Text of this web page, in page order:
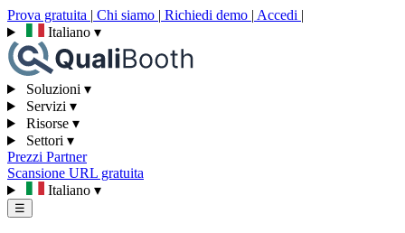
Prova gratuita | Chi siamo | Richiedi demo | Accedi |
Italiano ▾
Soluzioni ▾
Servizi ▾
Risorse ▾
Settori ▾
Prezzi Partner
Scansione URL gratuita
Italiano ▾
☰